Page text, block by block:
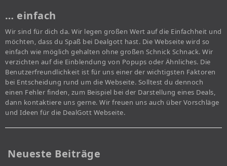
… einfach
Wir sind für dich da. Wir legen großen Wert auf die Einfachheit und
möchten, dass du Spaß bei Dealgott hast. Die Webseite wird so
einfach wie möglich gehalten ohne großen Schnick Schnack. Wir
verzichten auf die Einblendung von Popups oder Ähnliches. Die
Benutzerfreundlichkeit ist für uns einer der wichtigsten Faktoren
bei Entscheidung rund um die Webseite. Solltest du dennoch
einen Fehler finden, zum Beispiel bei der Darstellung eines Deals,
dann kontaktiere uns gerne. Wir freuen uns auch über Vorschläge
und Ideen für die DealGott Webseite.
Neueste Beiträge